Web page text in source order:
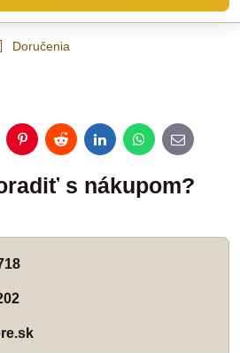
Doručenia
PinterestRedditLinkedInWhatsApp
E-
mail
s nákupom?